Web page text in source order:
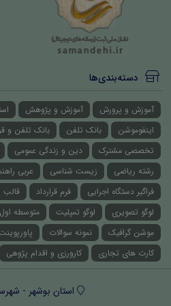
دسته‌بندی‌ها
آموزش و پرورش آموزش و پژوهش
اینفوموشن
بانک تلفن بانک تلفن و
تخصصی مشترک
دین و زندگی عمومی
رشته ریاضی
زیست شناسی عربی
فراگیر دستگاه اجرایی
فرم قرارداد قالب
لوگو تصویری
لوگو تمپلیت متوسطه اول
موشن گرافیک
نمونه سوالات پاورپوینت
کارت های تجاری
کارورزی و اقدام پژوهی
استان بوشهر -